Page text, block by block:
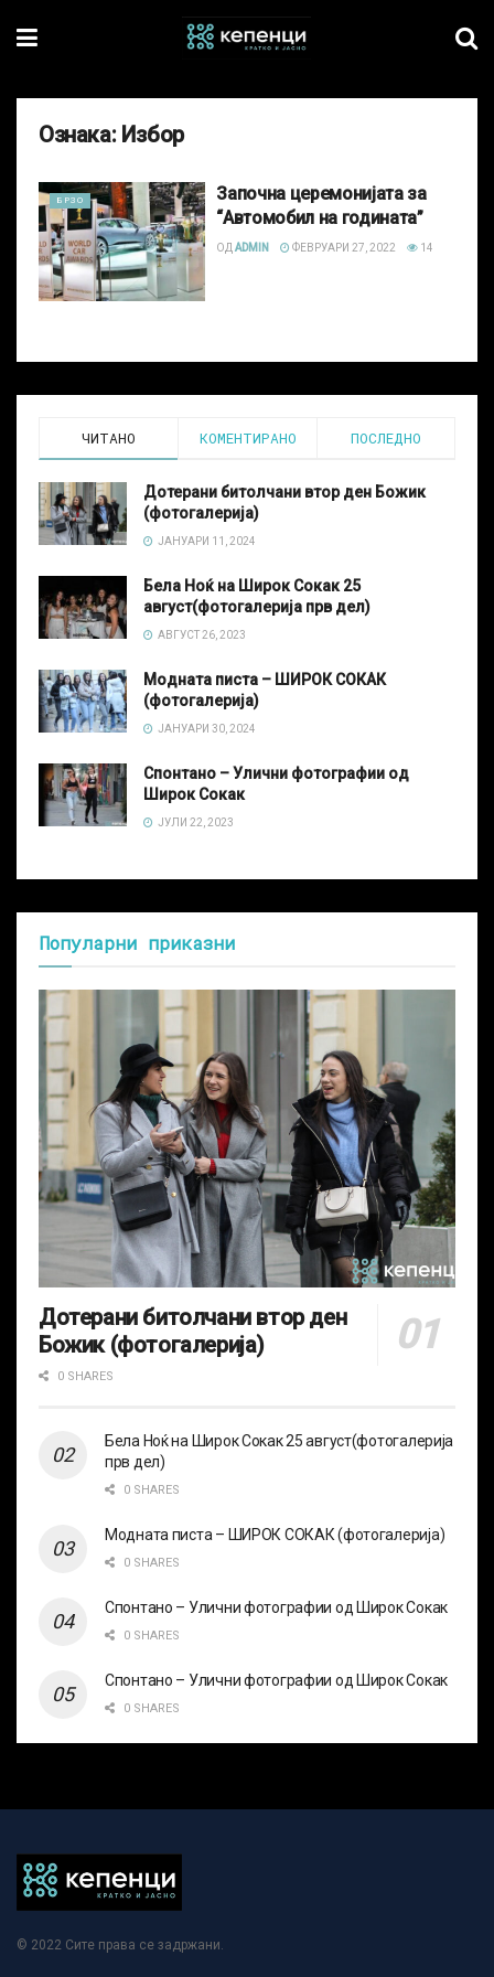
Ознака: Избор
БРЗО
Започна церемонијата за
“Автомобил на годината”
ОД ADMIN ФЕВРУАРИ 27, 2022 14
ЧИТАНО КОМЕНТИРАНО ПОСЛЕДНО
Дотерани битолчани втор ден Божик
(фотогалерија)
ЈАНУАРИ 11, 2024
Бела Ноќ на Широк Сокак 25
август(фотогалерија прв дел)
АВГУСТ 26, 2023
Модната писта – ШИРОК СОКАК
(фотогалерија)
ЈАНУАРИ 30, 2024
Спонтано – Улични фотографии од
Широк Сокак
ЈУЛИ 22, 2023
Популарни приказни
Дотерани битолчани втор ден
Божик (фотогалерија)
0 SHARES
Бела Ноќ на Широк Сокак 25 август(фотогалерија
прв дел)
0 SHARES
Модната писта – ШИРОК СОКАК (фотогалерија)
0 SHARES
Спонтано – Улични фотографии од Широк Сокак
0 SHARES
Спонтано – Улични фотографии од Широк Сокак
0 SHARES
© 2022 Сите права се задржани.